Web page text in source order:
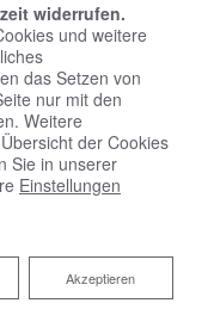
widerrufen.
und weitere
das Setzen von
nur mit den
Weitere
der Cookies
Sie in unserer
Einstellungen
Akzeptieren